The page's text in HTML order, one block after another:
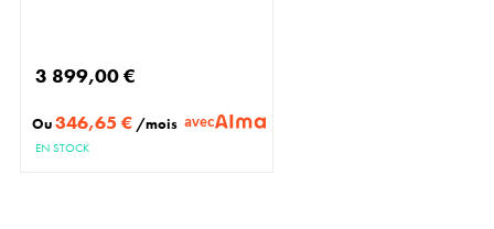
3 899,00 €
Ou346,65 € /mois avec
EN STOCK